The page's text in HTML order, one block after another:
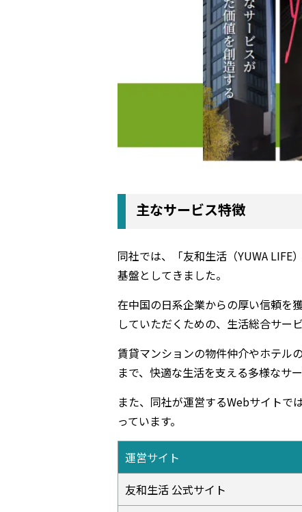
主なサービス特徴
同社では、「友和生活（YUWA
基盤としてきました。
在中国の日系企業からの厚い信頼を
していただくための、生活総合サー
賃貸マンションの物件仲介やホテル
まで、快適な生活を支える多様なサ
また、同社が運営するWebサイトで
っています。
運営サイト
友和生活 公式サイト